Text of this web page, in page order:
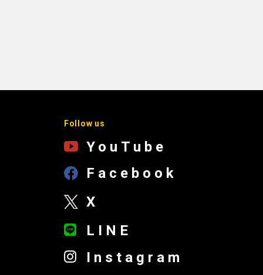
Follow us
YouTube
Facebook
X
LINE
Instagram